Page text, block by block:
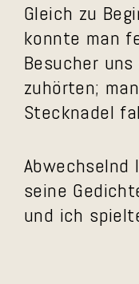
Gleich zu
konnte man
Besucher
zuhörten;
Stecknadel
Abwechselnd
seine
und ich